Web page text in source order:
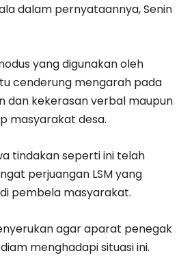
dalam pernyataannya, Senin
yang digunakan oleh
cenderung mengarah pada
dan kekerasan verbal maupun
masyarakat desa.
tindakan seperti ini telah
perjuangan LSM yang
pembela masyarakat.
agar aparat penegak
menghadapi situasi ini.